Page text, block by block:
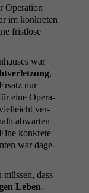
Oper­a­tion
im konkreten
frist­lose
war
,
nur
eine Oper­a­
vielle­icht ver­
abwarten
konkrete
war dage­
dass
Leben­